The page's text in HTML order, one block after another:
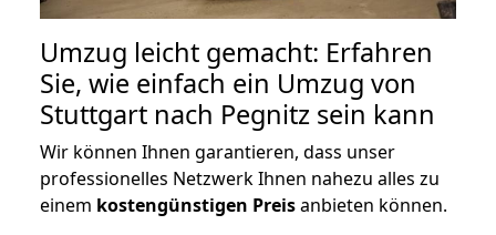
Umzug leicht gemacht: Erfahren
Sie, wie einfach ein Umzug von
Stuttgart nach Pegnitz sein kann
Wir können Ihnen garantieren, dass unser
professionelles Netzwerk Ihnen nahezu alles zu
einem kostengünstigen Preisanbieten können.